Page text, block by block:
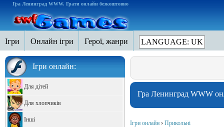
Гра Ленинград WWW. Грати онлайн безкоштовно
Ігри Онлайн ігри Герої, жанри LANGUAGE: UK
Ігри онлайн:
Для дітей
Для хлопчиків
Інші
Гра Ленинград WWW
Ігри онлайн › Прикольні